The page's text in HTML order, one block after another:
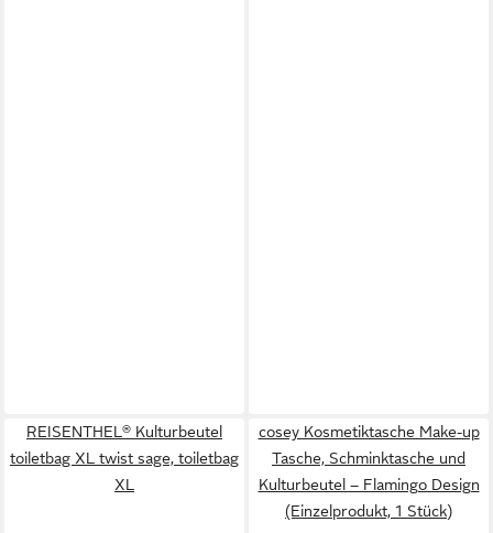
REISENTHEL® Kulturbeutel
toiletbag XL twist sage, toiletbag
XL
cosey Kosmetiktasche Make-up
Tasche, Schminktasche und
Kulturbeutel – Flamingo Design
(Einzelprodukt, 1 Stück)